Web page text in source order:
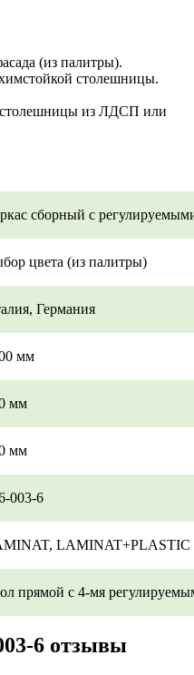
(из палитры).
столешницы.
из ЛДСП или
сборный c
цвета (из палитры)
Германия
мм
мм
мм
003-6
LAMINAT+PLASTIC
прямой с 4-мя
6 отзывы